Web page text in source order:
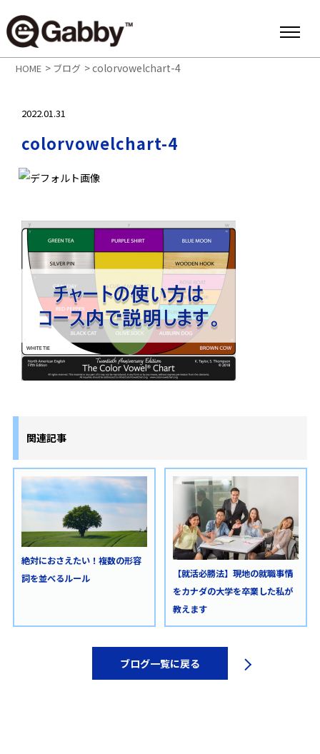
HOME > ブログ >colorvowelchart-4
2022.01.31
colorvowelchart-4
関連記事
絶対におさえたい！複数の形容
詞を並べるルール
【就活必勝法】現地の就職事情
をカナダの大学を卒業した私が
教えます
ブログ一覧に戻る